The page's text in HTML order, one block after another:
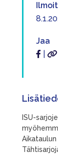
Jaa
ISU-